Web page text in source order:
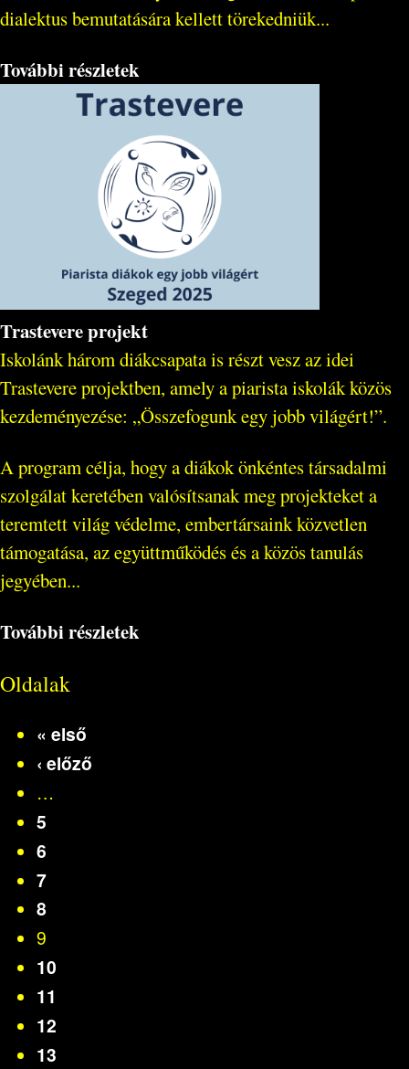
dialektus bemutatására kellett törekedniük...
További részletek
Trastevere projekt
Iskolánk három diákcsapata is részt vesz az idei
Trastevere projektben, amely a piarista iskolák közös
kezdeményezése: „Összefogunk egy jobb világért!”.
A program célja, hogy a diákok önkéntes társadalmi
szolgálat keretében valósítsanak meg projekteket a
teremtett világ védelme, embertársaink közvetlen
támogatása, az együttműködés és a közös tanulás
jegyében...
További részletek
Oldalak
« első
‹ előző
…
5
6
7
8
9
10
11
12
13